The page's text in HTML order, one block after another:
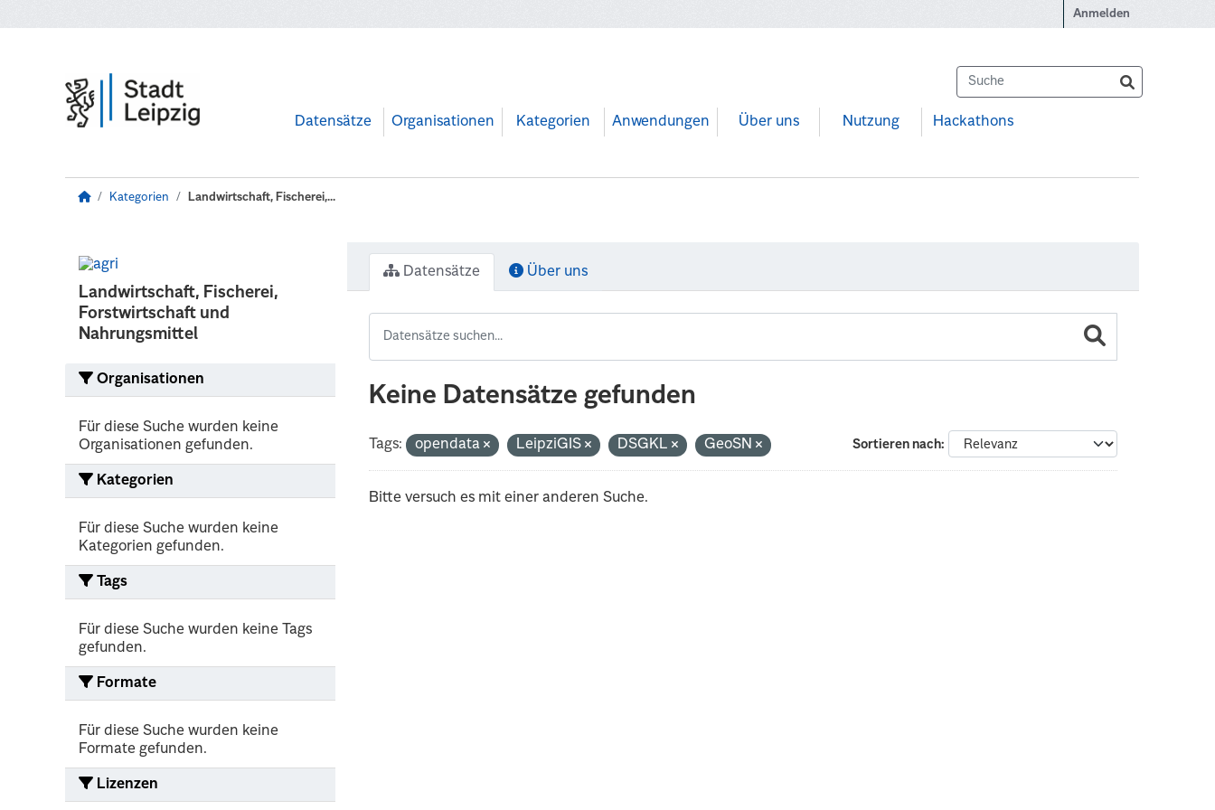
Anmelden
Datensätze Organisationen Kategorien Anwendungen Über uns Nutzung Hackathons
Kategorien Landwirtschaft, Fischerei,...
Landwirtschaft, Fischerei,
Forstwirtschaft und
Nahrungsmittel
Organisationen
Für diese Suche wurden keine
Organisationen gefunden.
Kategorien
Für diese Suche wurden keine
Kategorien gefunden.
Tags
Für diese Suche wurden keine Tags
gefunden.
Formate
Für diese Suche wurden keine
Formate gefunden.
Lizenzen
Datensätze Über uns
Keine Datensätze gefunden
Sortieren nach
Tags: opendata LeipziGIS DSGKL GeoSN
Bitte versuch es mit einer anderen Suche.